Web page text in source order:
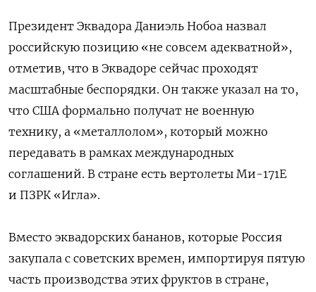
Президент Эквадора Даниэль Нобоа назвал
российскую позицию «не совсем адекватной»,
отметив, что в Эквадоре сейчас проходят
масштабные беспорядки. Он также указал на то,
что США формально получат не военную
технику, а «металлолом», который можно
передавать в рамках международных
соглашений. В стране есть вертолеты Ми-171Е
и ПЗРК «Игла».
Вместо эквадорских бананов, которые Россия
закупала с советских времен, импортируя пятую
часть производства этих фруктов в стране,